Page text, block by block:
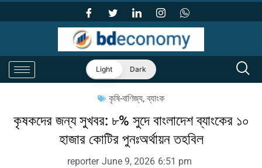
Light Dark
কৃষি-বাণিজ্য,ব্যাংক
কৃষকদের জন্য সুখবর: ৮% সুদে বাংলাদেশ ব্যাংকের ১০
হাজার কোটির পুনঃঅর্থায়ন তহবিল
reporter June 9, 2026 6:51 pm